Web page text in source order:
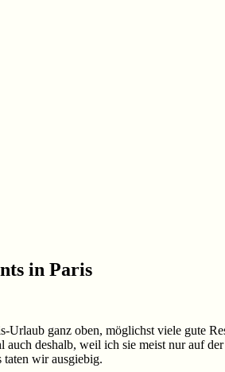
in Paris
ganz oben, möglichst viele gute
deshalb, weil ich sie meist nur auf
wir ausgiebig.